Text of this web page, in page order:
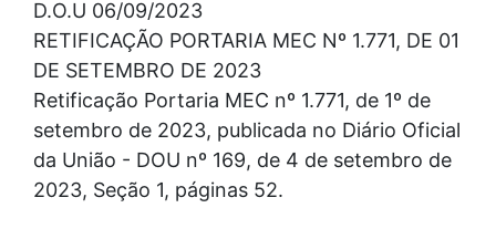
D.O.U 06/09/2023
RETIFICAÇÃO PORTARIA MEC Nº 1.771, DE 01
DE SETEMBRO DE 2023
Retificação Portaria MEC nº 1.771, de 1º de
setembro de 2023, publicada no Diário Oficial
da União - DOU nº 169, de 4 de setembro de
2023, Seção 1, páginas 52.